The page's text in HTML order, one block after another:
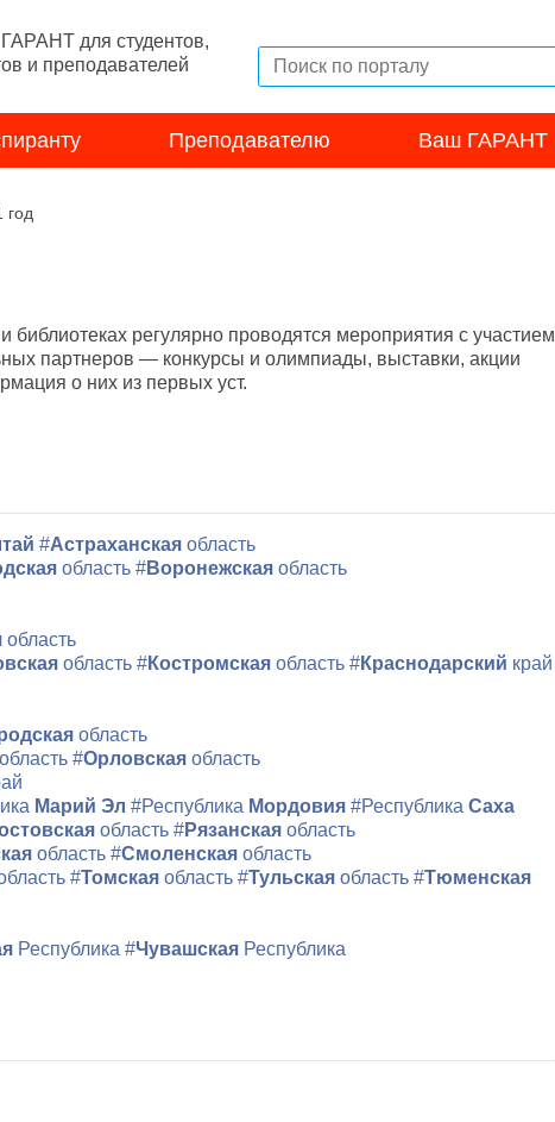
для студентов,
и преподавателей
Преподавателю Ваш ГАРАНТ
год
библиотеках регулярно проводятся мероприятия с участием
партнеров — конкурсы и олимпиады, выставки, акции
о них из первых уст.
#Астраханская область
область #Воронежская область
область
область #Костромская область #Краснодарский край
область
область #Орловская область
Марий Эл #Республика Мордовия #Республика Саха
область #Рязанская область
область #Смоленская область
#Томская область #Тульская область #Тюменская
Республика #Чувашская Республика